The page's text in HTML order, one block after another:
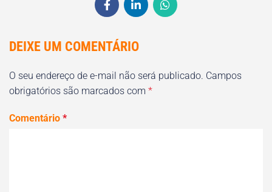
DEIXE UM COMENTÁRIO
O seu endereço de e-mail não será publicado. Campos
obrigatórios são marcados com *
Comentário *